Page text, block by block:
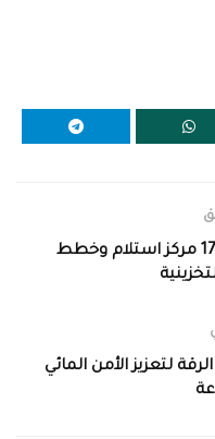
الرقة تستعد لموسم القمح بـ17 مركز استلام وخطط
لتعزيز الأمن المائي